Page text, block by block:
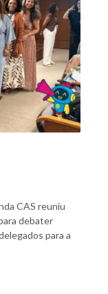
CAS reuniu
debater
para a